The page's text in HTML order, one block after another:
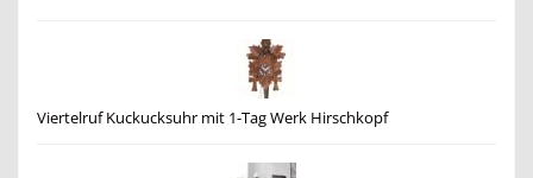
Viertelruf Kuckucksuhr mit 1-Tag Werk Hirschkopf